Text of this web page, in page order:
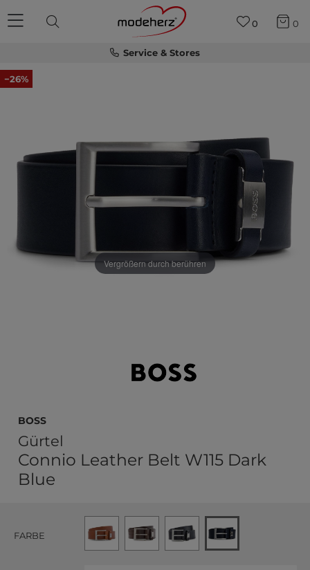
Service & Stores
0 0
−26%
Vergrößern durch berühren
BOSS
Gürtel
Connio Leather Belt W115 Dark
Blue
FARBE